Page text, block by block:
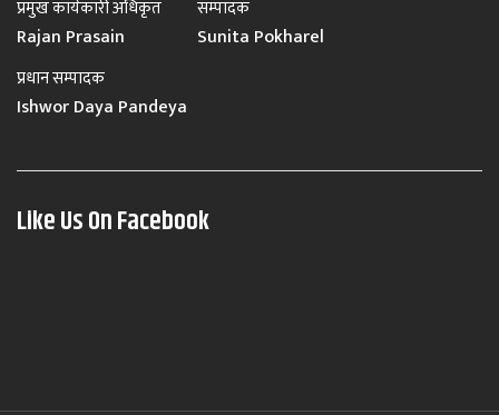
प्रमुख कार्यकारी अधिकृत
Rajan Prasain
सम्पादक
Sunita Pokharel
प्रधान सम्पादक
Ishwor Daya Pandeya
Like Us On Facebook